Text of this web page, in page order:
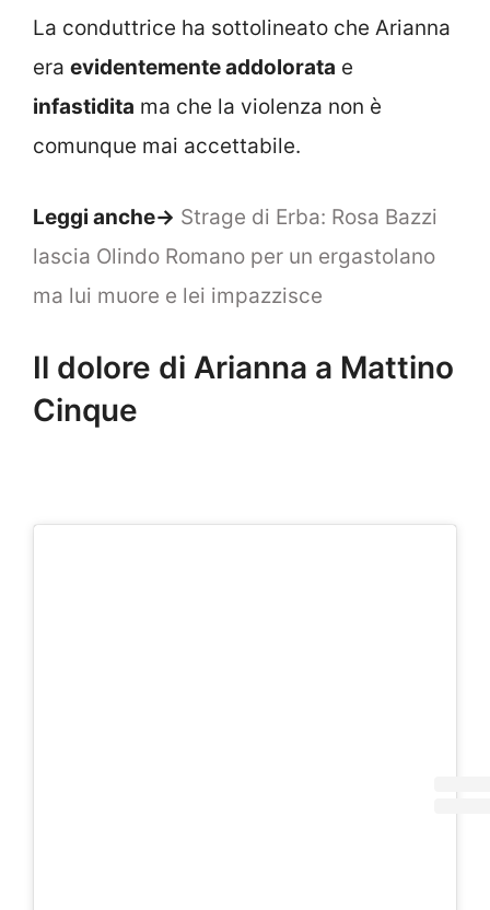
La conduttrice ha sottolineato che Arianna
era evidentemente addolorata e
infastidita ma che la violenza non è
comunque mai accettabile.
Leggi anche-> Strage di Erba: Rosa Bazzi
lascia Olindo Romano per un ergastolano
ma lui muore e lei impazzisce
Il dolore di Arianna a Mattino
Cinque